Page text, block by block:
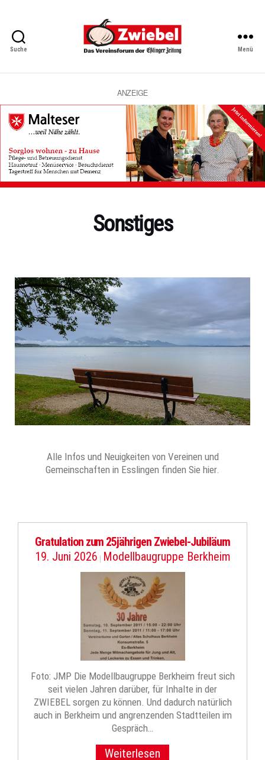
Suche
Vereinsforum
Eßlinger
Zeitung
Menü
ANZEIGE
Sonstiges
Alle Infos und Neuigkeiten von Vereinen und
Gemeinschaften in Esslingen finden Sie hier.
Gratulation zum 25jährigen Zwiebel-Jubiläum
19. Juni 2026 | Modellbaugruppe Berkheim
Foto: JMP Die Modellbaugruppe Berkheim freut sich
seit vielen Jahren darüber, für Inhalte in der
ZWIEBEL sorgen zu können. Und dadurch natürlich
auch in Berkheim und angrenzenden Stadtteilen im
Gespräch…
Weiterlesen